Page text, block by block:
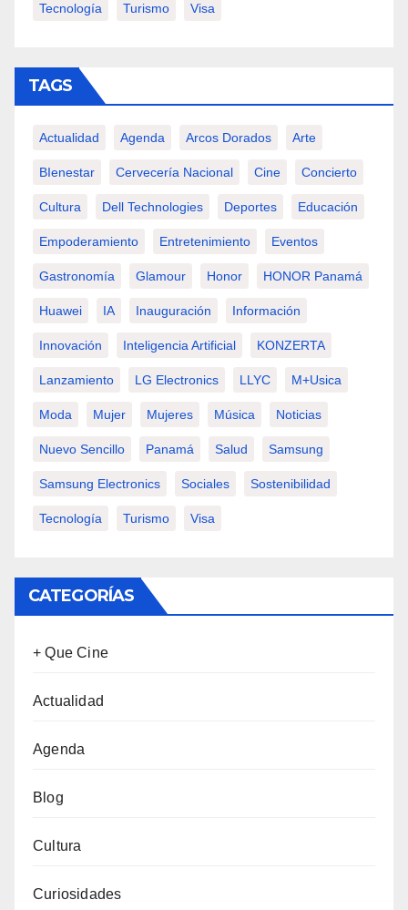
Tecnología Turismo Visa
TAGS
Actualidad Agenda Arcos Dorados Arte
BIenestar Cervecería Nacional Cine Concierto
Cultura Dell Technologies Deportes Educación
Empoderamiento Entretenimiento Eventos
Gastronomía Glamour Honor HONOR Panamá
Huawei IA Inauguración Información
Innovación Inteligencia Artificial KONZERTA
Lanzamiento LG Electronics LLYC M+usica
Moda Mujer Mujeres Música Noticias
Nuevo Sencillo Panamá Salud Samsung
Samsung Electronics Sociales Sostenibilidad
Tecnología Turismo Visa
CATEGORÍAS
+ Que Cine
Actualidad
Agenda
Blog
Cultura
Curiosidades